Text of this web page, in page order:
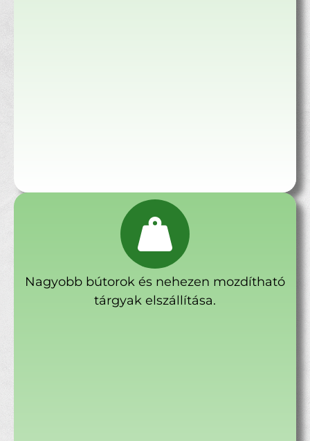
Nagyobb bútorok és nehezen mozdítható
tárgyak elszállítása.